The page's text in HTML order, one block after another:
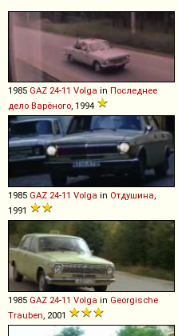
1985 GAZ 24-11 Volga in Последнее
дело Варёного, 1994
1985 GAZ 24-11 Volga in Отдушина,
1991
1985 GAZ 24-11 Volga in Georgische
Trauben, 2001